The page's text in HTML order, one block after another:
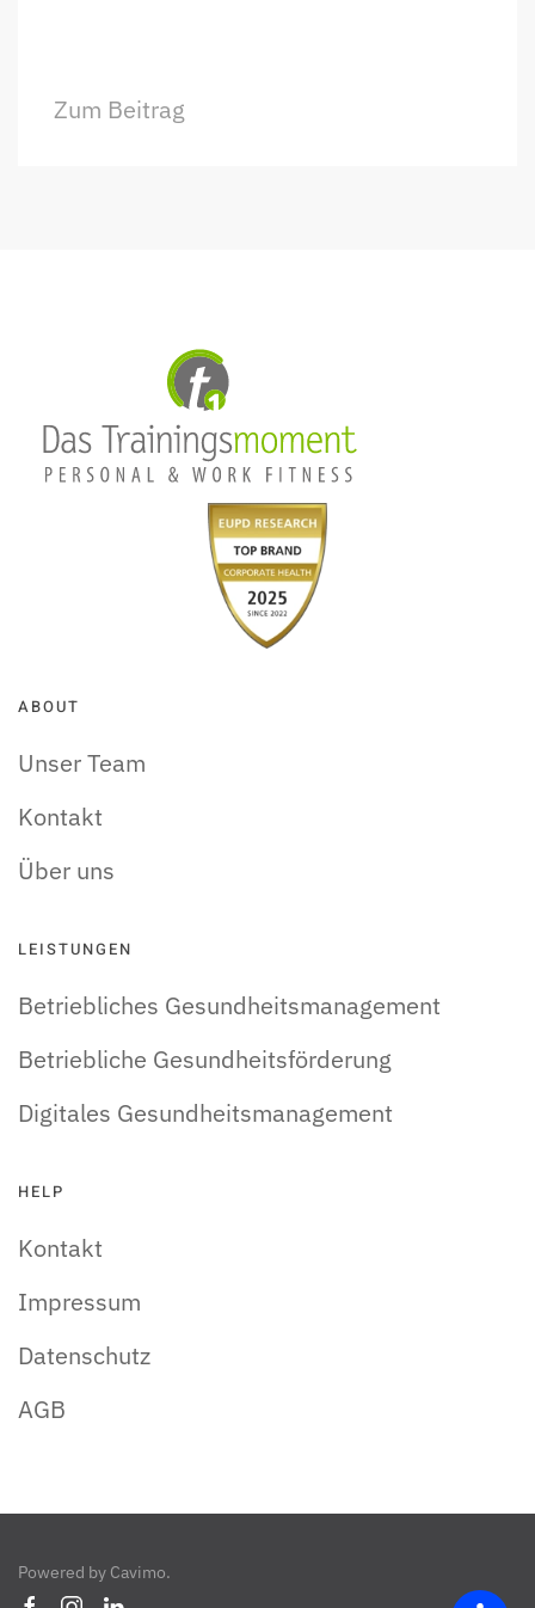
Zum Beitrag
ABOUT
Unser Team
Kontakt
Über uns
LEISTUNGEN
Betriebliches Gesundheitsmanagement
Betriebliche Gesundheitsförderung
Digitales Gesundheitsmanagement
HELP
Kontakt
Impressum
Datenschutz
AGB
Powered by Cavimo.